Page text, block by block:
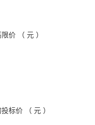
价 （ 元 ）
标价 （ 元 ）